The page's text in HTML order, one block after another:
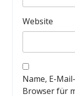
Website
Name, E-
Browser für